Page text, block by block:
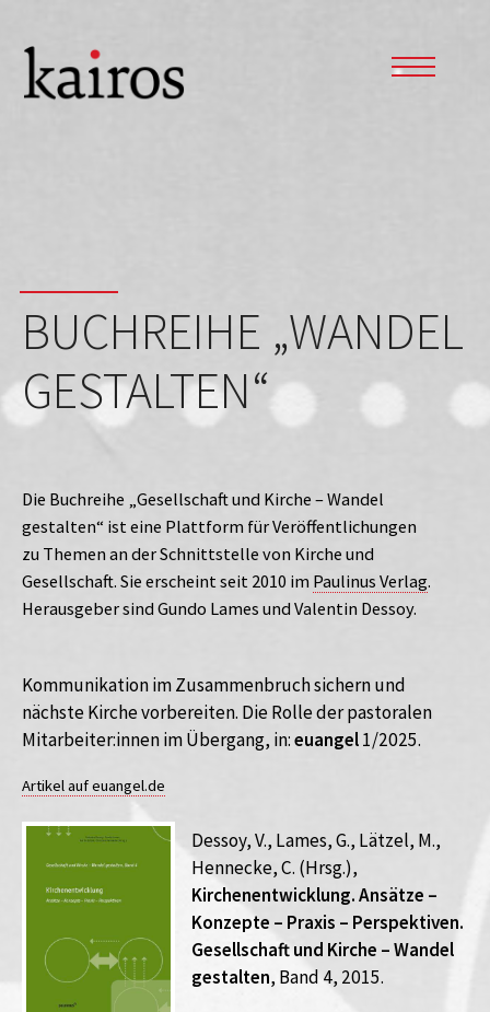
BUCHREIHE „WANDEL
GESTALTEN“
Die Buchreihe „Gesellschaft und Kirche – Wandel
gestalten“ ist eine Plattform für Veröffentlichungen
zu Themen an der Schnittstelle von Kirche und
Gesellschaft. Sie erscheint seit 2010 im Paulinus Verlag.
Herausgeber sind Gundo Lames und Valentin Dessoy.
Kommunikation im Zusammenbruch sichern und
nächste Kirche vorbereiten. Die Rolle der pastoralen
Mitarbeiter:innen im Übergang, in:euangel1/2025.
Artikel auf euangel.de
Dessoy, V., Lames, G., Lätzel, M.,
Hennecke, C. (Hrsg.),
Kirchenentwicklung. Ansätze –
Konzepte – Praxis – Perspektiven.
Gesellschaft und Kirche – Wandel
gestalten, Band 4, 2015.